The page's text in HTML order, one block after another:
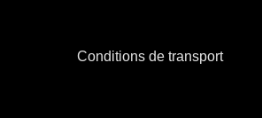
Conditions de transport